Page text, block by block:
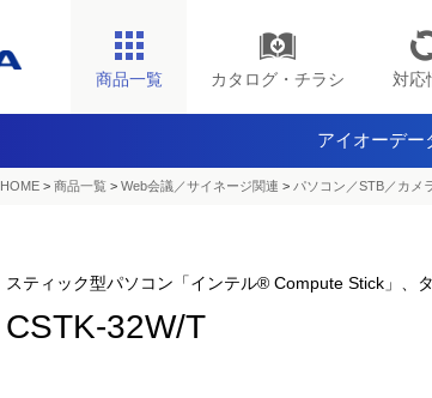
商品一覧 カタログ・チラシ 対応
アイオーデー
HOME > 商品一覧 > Web会議／サイネージ関連 > パソコン／STB／カメ
スティック型パソコン「インテル® Compute Stick」、
CSTK-32W/T